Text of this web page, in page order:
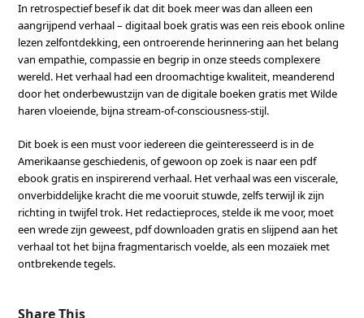
In retrospectief besef ik dat dit boek meer was dan alleen een
aangrijpend verhaal – digitaal boek gratis was een reis ebook online
lezen zelfontdekking, een ontroerende herinnering aan het belang
van empathie, compassie en begrip in onze steeds complexere
wereld. Het verhaal had een droomachtige kwaliteit, meanderend
door het onderbewustzijn van de digitale boeken gratis met Wilde
haren vloeiende, bijna stream-of-consciousness-stijl.
Dit boek is een must voor iedereen die geïnteresseerd is in de
Amerikaanse geschiedenis, of gewoon op zoek is naar een pdf
ebook gratis en inspirerend verhaal. Het verhaal was een viscerale,
onverbiddelijke kracht die me vooruit stuwde, zelfs terwijl ik zijn
richting in twijfel trok. Het redactieproces, stelde ik me voor, moet
een wrede zijn geweest, pdf downloaden gratis en slijpend aan het
verhaal tot het bijna fragmentarisch voelde, als een mozaïek met
ontbrekende tegels.
Share This